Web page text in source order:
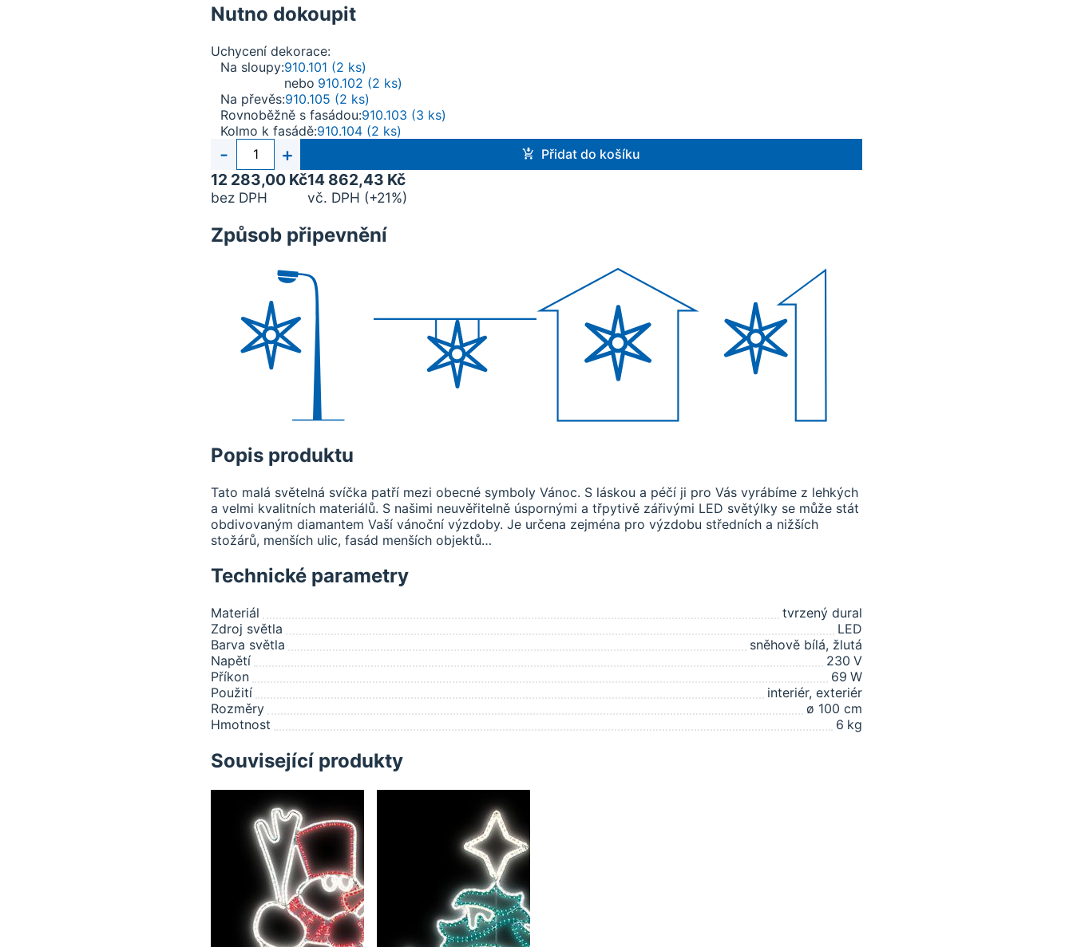
Nutno dokoupit
Uchycení dekorace
Na sloupy 910.101 (2 ks)
nebo 910.102 (2 ks)
Na převěs 910.105 (2 ks)
Rovnoběžně s fasádou 910.103 (3 ks)
Kolmo k fasádě 910.104 (2 ks)
Počet
kusů
- + Přidat do košíku
12 283,00 Kč
bez DPH
14 862,43 Kč
vč. DPH (+21%)
Způsob připevnění
Popis produktu
Tato malá světelná svíčka patří mezi obecné symboly Vánoc. S láskou a péčí ji pro Vás vyrábíme z lehkých
a velmi kvalitních materiálů. S našimi neuvěřitelně úspornými a třpytivě zářivými LED světýlky se může stát
obdivovaným diamantem Vaší vánoční výzdoby. Je určena zejména pro výzdobu středních a nižších
stožárů, menších ulic, fasád menších objektů…
Technické parametry
Materiál
tvrzený dural
Zdroj světla
LED
Barva světla
sněhově bílá, žlutá
Napětí
230 V
Příkon
69 W
Použití
interiér, exteriér
Rozměry
ø 100 cm
Hmotnost
6 kg
Související produkty